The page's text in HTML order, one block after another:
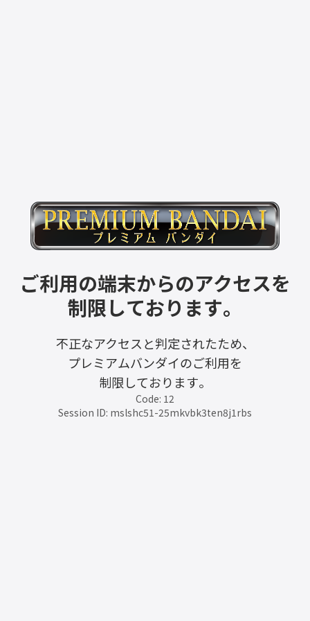
ご利用の端末からのアクセスを
制限しております。
不正なアクセスと判定されたため、
プレミアムバンダイのご利用を
制限しております。
Code: 12
Session ID: mslshc51-25mkvbk3ten8j1rbs